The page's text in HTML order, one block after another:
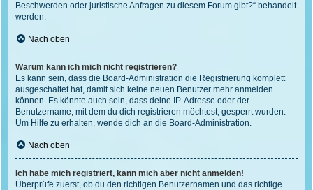
Beschwerden oder juristische Anfragen zu diesem Forum gibt?“ behandelt
werden.
Nach oben
Warum kann ich mich nicht registrieren?
Es kann sein, dass die Board-Administration die Registrierung komplett
ausgeschaltet hat, damit sich keine neuen Benutzer mehr anmelden
können. Es könnte auch sein, dass deine IP-Adresse oder der
Benutzername, mit dem du dich registrieren möchtest, gesperrt wurden.
Um Hilfe zu erhalten, wende dich an die Board-Administration.
Nach oben
Ich habe mich registriert, kann mich aber nicht anmelden!
Überprüfe zuerst, ob du den richtigen Benutzernamen und das richtige